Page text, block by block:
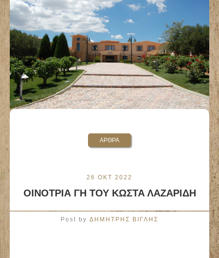
ΑΡΘΡΑ
26 ΟΚΤ 2022
ΟΙΝΟΤΡΙΑ ΓΗ ΤΟΥ ΚΩΣΤΑ ΛΑΖΑΡΙΔΗ
Post by ΔΗΜΗΤΡΗΣ ΒΙΓΛΗΣ